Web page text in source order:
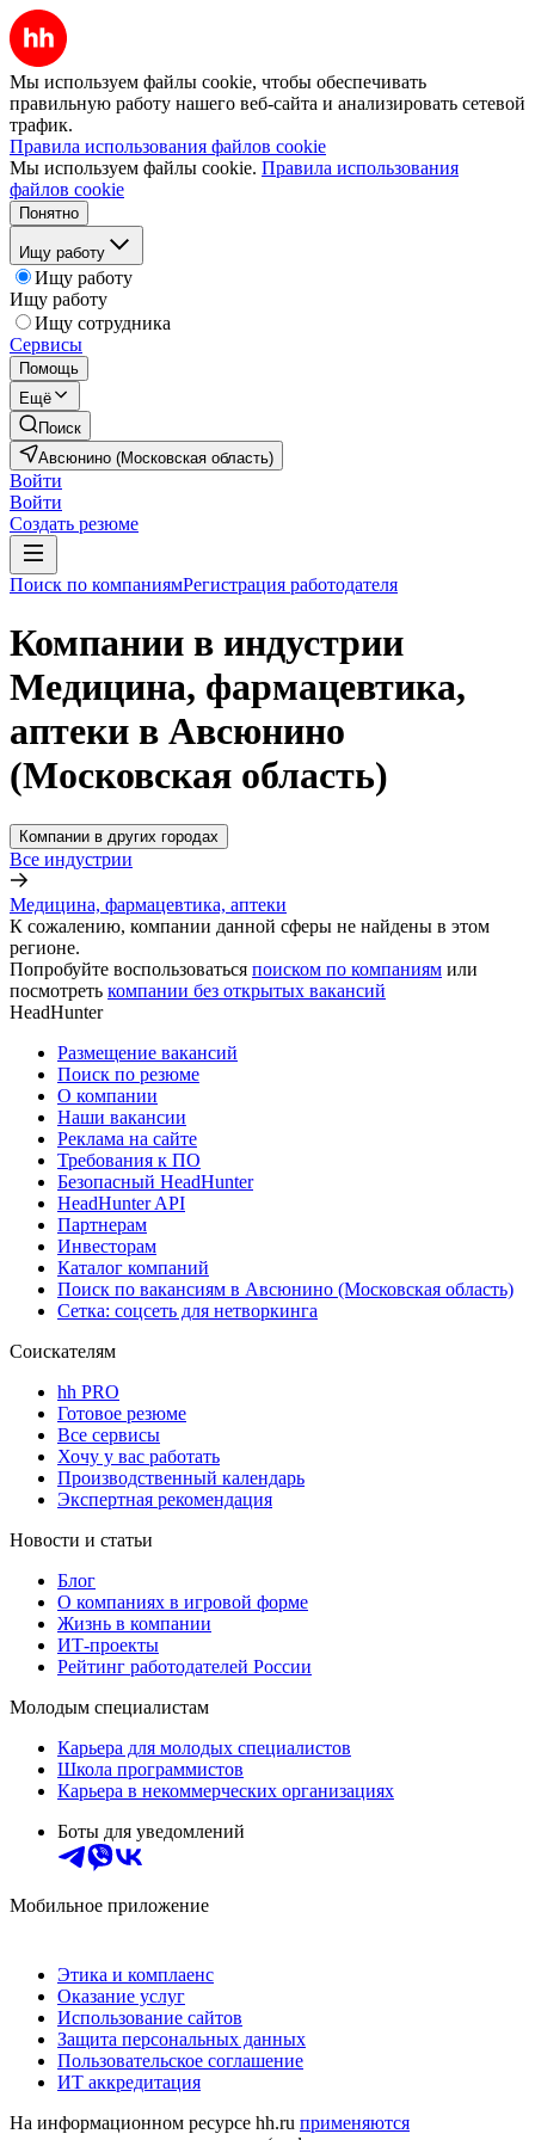
Мы используем файлы cookie, чтобы обеспечивать
правильную работу нашего веб-сайта и анализировать сетевой
трафик.
Правила использования файлов cookie
Мы используем файлы cookie. Правила использования
файлов cookie
Понятно
Ищу работу
Ищу работу
Ищу работу
Ищу сотрудника
Сервисы
Помощь
Ещё
Поиск
Авсюнино (Московская область)
Войти
Войти
Создать резюме
Поиск по компаниямРегистрация работодателя
Компании в индустрии
Медицина, фармацевтика,
аптеки в Авсюнино
(Московская область)
Компании в других городах
Все индустрии
Медицина, фармацевтика, аптеки
К сожалению, компании данной сферы не найдены в этом
регионе.
Попробуйте воспользоваться поиском по компаниям или
посмотреть компании без открытых вакансий
HeadHunter
Размещение вакансий
Поиск по резюме
О компании
Наши вакансии
Реклама на сайте
Требования к ПО
Безопасный HeadHunter
HeadHunter API
Партнерам
Инвесторам
Каталог компаний
Поиск по вакансиям в Авсюнино (Московская область)
Сетка: соцсеть для нетворкинга
Соискателям
hh PRO
Готовое резюме
Все сервисы
Хочу у вас работать
Производственный календарь
Экспертная рекомендация
Новости и статьи
Блог
О компаниях в игровой форме
Жизнь в компании
ИТ-проекты
Рейтинг работодателей России
Молодым специалистам
Карьера для молодых специалистов
Школа программистов
Карьера в некоммерческих организациях
Боты для уведомлений
Мобильное приложение
Этика и комплаенс
Оказание услуг
Использование сайтов
Защита персональных данных
Пользовательское соглашение
ИТ аккредитация
На информационном ресурсе hh.ru применяются